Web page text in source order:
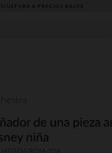
A PRECIOS BAJOS
de una pieza
niña